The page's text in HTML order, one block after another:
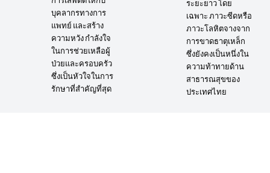
บุคลากรทางการ
แพทย์ และสร้าง
ความหวัง กำลังใจ
ในการช่วยเหลือผู้
ป่วยและครอบครัว
ซึ่งเป็นหัวใจในการ
รักษาที่สำคัญที่สุด
ระยะยาว โดย
เฉพาะ ภาวะซีดหรือ
ภาวะโลหิตจางจาก
การขาดธาตุเหล็ก
ซึ่งยังคงเป็นหนึ่งใน
ความท้าทายด้าน
สาธารณสุขของ
ประเทศไทย